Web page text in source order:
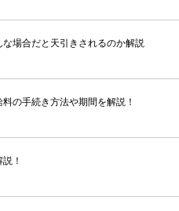
場合だと天引きされるのか解説
の手続き方法や期間を解説！
！